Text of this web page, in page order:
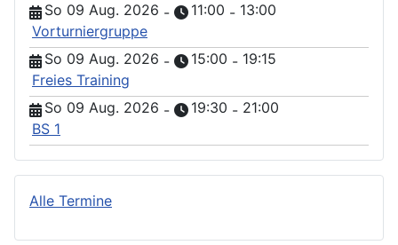
So 09 Aug. 2026 - 11:00 - 13:00
Vorturniergruppe
So 09 Aug. 2026 - 15:00 - 19:15
Freies Training
So 09 Aug. 2026 - 19:30 - 21:00
BS 1
Alle Termine